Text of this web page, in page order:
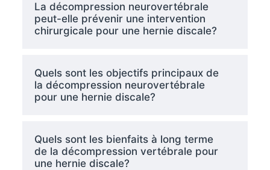
La décompression neurovertébrale
peut-elle prévenir une intervention
chirurgicale pour une hernie discale?
Quels sont les objectifs principaux de
la décompression neurovertébrale
pour une hernie discale?
Quels sont les bienfaits à long terme
de la décompression vertébrale pour
une hernie discale?